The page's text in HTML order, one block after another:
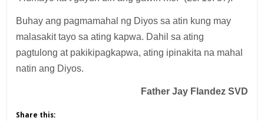
Buhay ang pagmamahal ng Diyos sa atin kung may
malasakit tayo sa ating kapwa. Dahil sa ating
pagtulong at pakikipagkapwa, ating ipinakita na mahal
natin ang Diyos.
Father Jay Flandez SVD
Share this: